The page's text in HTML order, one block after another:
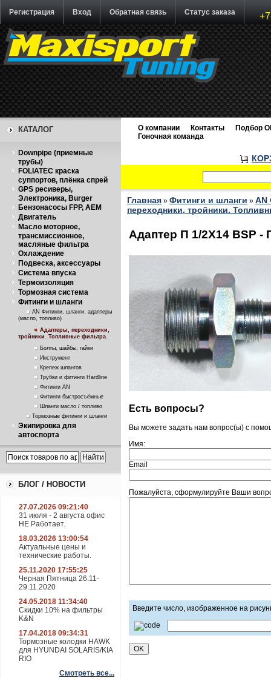
Регистрация Вход Обратная связь Статус заказа
КАТАЛОГ
Downpipe (приемные
трубы)
FOLIATEC краска
суппортов, плёнка спрей
GPS ресиверы,
Электроника, Burger
Бензонасосы FPP, AEM
Двигатель
Масло моторное,
трансмиссионное,
масляные фильтра
Охлаждение
Подвеска, аксессуары
Система впуска
Термоизоляция
Тормозная система
Фитинги и шланги
AN Фитинги, шланги, адаптеры
(масло, топливо)
Адаптеры, переходники,
тройники. Топливные фильтра.
Болты, шайбы, гайки
Инструмент
Крепеж шлангов
Трубки и фитинги Hardline
Фитинги AN
Фитинги быстросъёмные
Шланги масло / топливо
Тормозные фитинги и шланги
Экипировка для
автоспорта
БЛОГ / НОВОСТИ
27.07.2026 09:21:40
31 июля - 2 августа офис
НЕ Работает.
18.03.2026 13:00:54
Актуальные цены и
технические работы.
25.11.2020 17:55:25
Черная Пятница 26.11-
29.11.2020
24.05.2018 11:34:40
Скидки 10% на фильтры
K&N
17.04.2018 09:34:31
Тормозные колодки HAWK
для HYUNDAI SOLARIS/KIA
RIO
Смотреть все...
О компании Контакты
Подбор
Гоночная команда
Главная » Фитинги и шланги » AN
переходники, тройники.
Адаптер П 1/2X14 BSP -
Есть вопросы?
Вы можете задать нам вопрос(ы) с
Имя:
Email
Пожалуйста, сформулируйте Ваши
Введите число, изображенное на